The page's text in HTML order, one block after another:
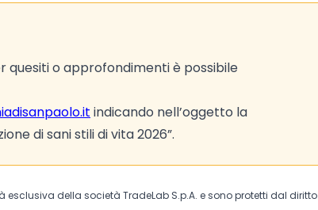
quesiti o approfondimenti è possibile
indicando nell’oggetto la
di sani stili di vita 2026”.
della società TradeLab S.p.A. e sono protetti dal diritto